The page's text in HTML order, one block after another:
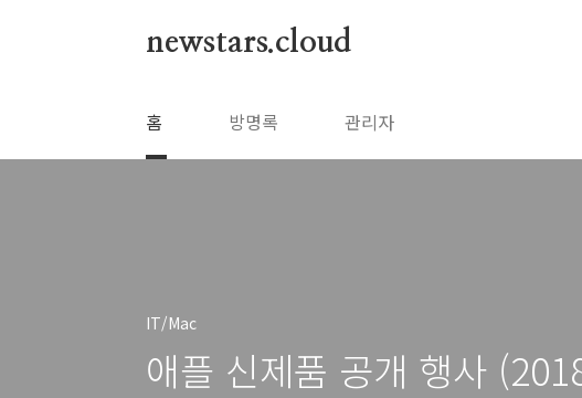
newstars.cloud
홈 방명록 관리자
IT/Mac
애플 신제품 공개 행사